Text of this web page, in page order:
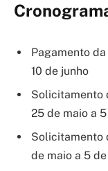
Pagamento
10 de junho
Solicitamento
25 de maio a
Solicitamento
de maio a 5